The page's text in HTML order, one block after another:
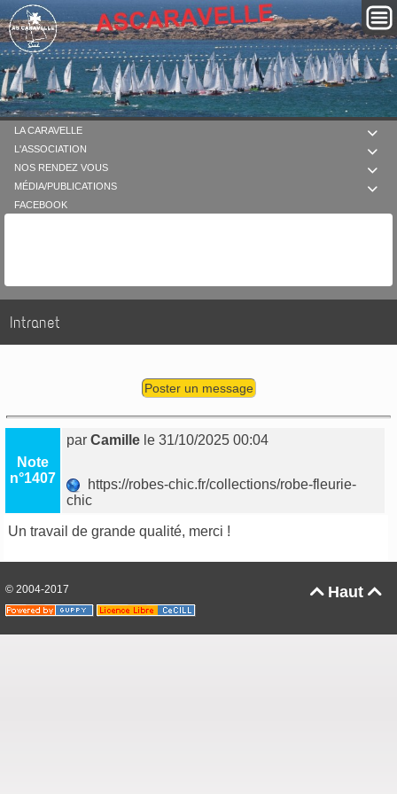

LA CARAVELLE

L'ASSOCIATION

NOS RENDEZ VOUS

MÉDIA/PUBLICATIONS
FACEBOOK
Intranet
Poster un message
Note
n°1407
parCamille le 31/10/2025 00:04
https://robes-chic.fr/collections/robe-fleurie-
chic
Un travail de grande qualité, merci !
Haut 
© 2004-2017